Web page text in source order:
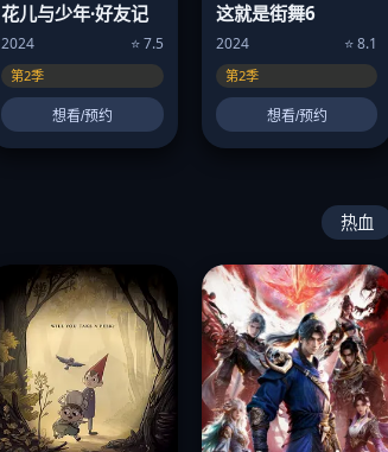
花儿与少年·好友记
2024 ⭐ 7.5
第2季
想看/预约
这就是街舞6
2024 ⭐ 8.1
第2季
想看/预约
热血